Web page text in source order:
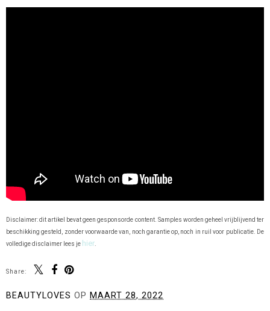
Disclaimer: dit artikel bevat geen gesponsorde content. Samples worden geheel vrijblijvend ter
beschikking gesteld, zonder voorwaarde van, noch garantie op, noch in ruil voor publicatie. De
volledige disclaimer lees je hier
Share:
BEAUTYLOVES OP MAART 28, 2022